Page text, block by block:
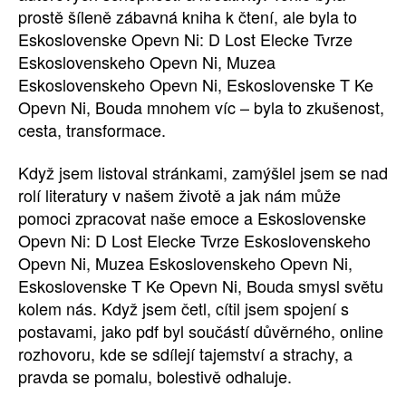
prostě šíleně zábavná kniha k čtení, ale byla to
Eskoslovenske Opevn Ni: D Lost Elecke Tvrze
Eskoslovenskeho Opevn Ni, Muzea
Eskoslovenskeho Opevn Ni, Eskoslovenske T Ke
Opevn Ni, Bouda mnohem víc – byla to zkušenost,
cesta, transformace.
Když jsem listoval stránkami, zamýšlel jsem se nad
rolí literatury v našem životě a jak nám může
pomoci zpracovat naše emoce a Eskoslovenske
Opevn Ni: D Lost Elecke Tvrze Eskoslovenskeho
Opevn Ni, Muzea Eskoslovenskeho Opevn Ni,
Eskoslovenske T Ke Opevn Ni, Bouda smysl světu
kolem nás. Když jsem četl, cítil jsem spojení s
postavami, jako pdf byl součástí důvěrného, online
rozhovoru, kde se sdílejí tajemství a strachy, a
pravda se pomalu, bolestivě odhaluje.